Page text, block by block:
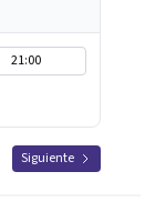
21:00
Siguiente